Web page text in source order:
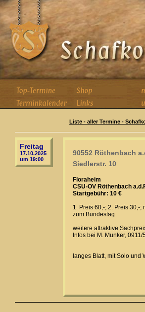
Liste - aller Termine -
Freitag
17.10.2025
um 19:00
90552 Röthenbach
Siedlerstr. 10
Floraheim
CSU-OV Röthenbach
Startgebühr: 10 €
1. Preis 60,-; 2. Preis 30,-
zum Bundestag
weitere attraktive
Infos bei M. Munker, 0911/
langes Blatt, mit Solo und